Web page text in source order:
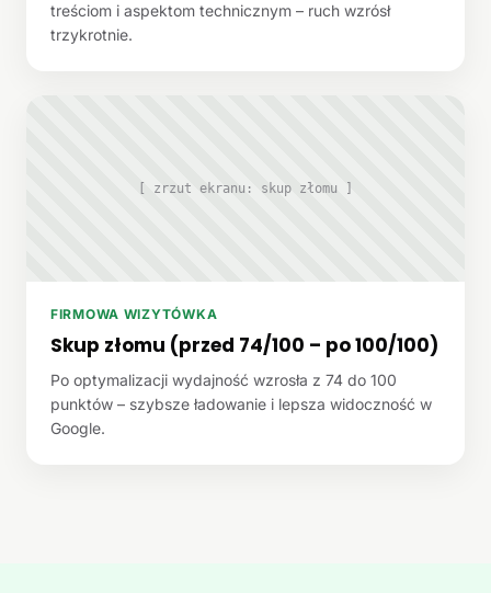
treściom i aspektom technicznym – ruch wzrósł
trzykrotnie.
[ zrzut ekranu: skup złomu ]
FIRMOWA WIZYTÓWKA
Skup złomu (przed 74/100 – po 100/100)
Po optymalizacji wydajność wzrosła z 74 do 100
punktów – szybsze ładowanie i lepsza widoczność w
Google.